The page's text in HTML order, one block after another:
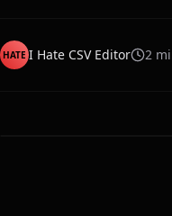
HATE I Hate CSV Editor 2